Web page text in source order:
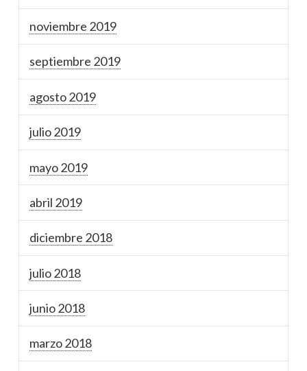
noviembre 2019
septiembre 2019
agosto 2019
julio 2019
mayo 2019
abril 2019
diciembre 2018
julio 2018
junio 2018
marzo 2018